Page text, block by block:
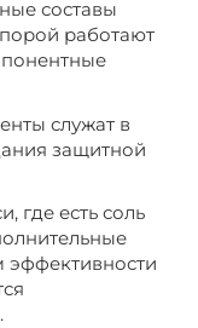
составы
работают
служат в
защитной
где есть соль